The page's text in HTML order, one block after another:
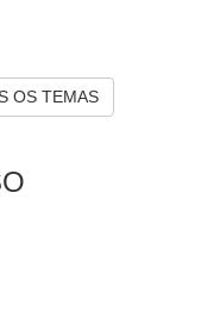
OS TEMAS